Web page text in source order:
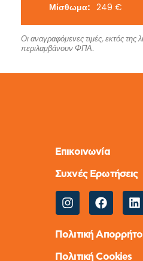
Μίσθωμα: 249 €
Οι αναγραφόμενες τιμές, εκτός της
περιλαμβάνουν ΦΠΑ.
Επικοινωνία
Συχνές Ερωτήσεις
Πολιτική
Πολιτική Cookies